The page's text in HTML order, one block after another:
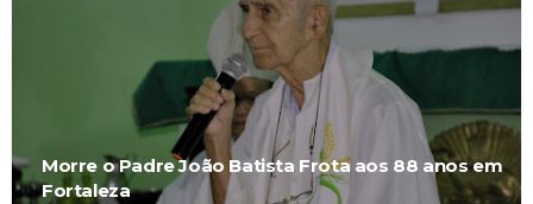
Morre o Padre João Batista Frota aos 88 anos em
Fortaleza